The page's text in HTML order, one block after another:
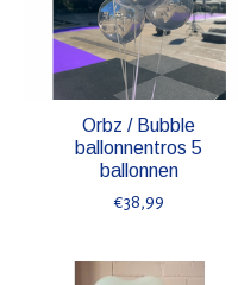
Orbz / Bubble
ballonnentros 5
ballonnen
€38,99